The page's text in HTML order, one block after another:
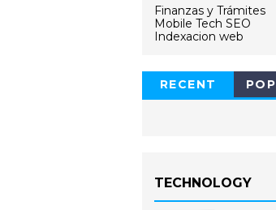
Finanzas y Trámites
Mobile Tech SEO
Indexacion web
RECENT
TECHNOLOGY